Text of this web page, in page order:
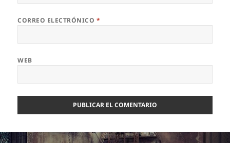
CORREO ELECTRÓNICO *
WEB
Navegación